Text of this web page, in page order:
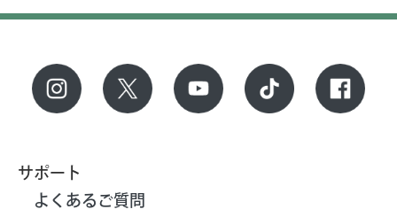
サポート
よくあるご質問